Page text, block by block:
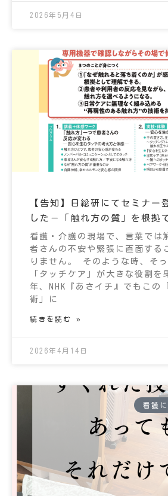
2026年5月4日
【告知】日総研にてセミナー
した－「触れ方の質」を根拠
看護・介護の現場で、言葉では
者さんの不安や緊張に直面する
りません。 そのような時、そ
「タッチケア」が大きな役割
年、NHK『あさイチ』でもこの
術」に
続きを読む »
2026年4月14日
看護